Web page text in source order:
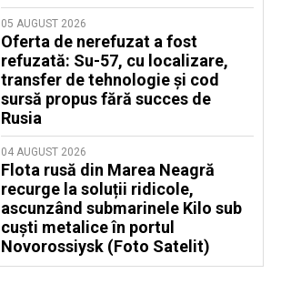
05 AUGUST 2026
Oferta de nerefuzat a fost
refuzată: Su-57, cu localizare,
transfer de tehnologie și cod
sursă propus fără succes de
Rusia
04 AUGUST 2026
Flota rusă din Marea Neagră
recurge la soluții ridicole,
ascunzând submarinele Kilo sub
cuști metalice în portul
Novorossiysk (Foto Satelit)